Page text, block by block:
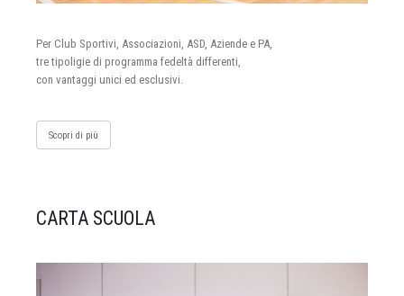
Per Club Sportivi, Associazioni, ASD, Aziende e PA,
tre tipoligie di programma fedeltà differenti,
con vantaggi unici ed esclusivi.
Scopri di più
CARTA SCUOLA